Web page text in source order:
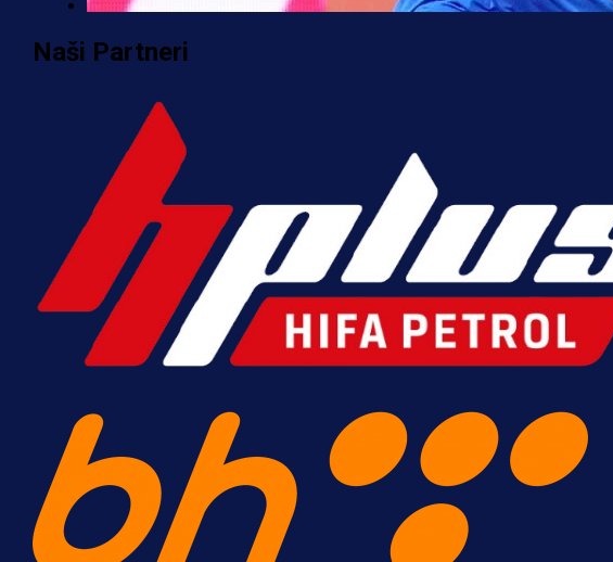
16 h 39 min
Naši Partneri